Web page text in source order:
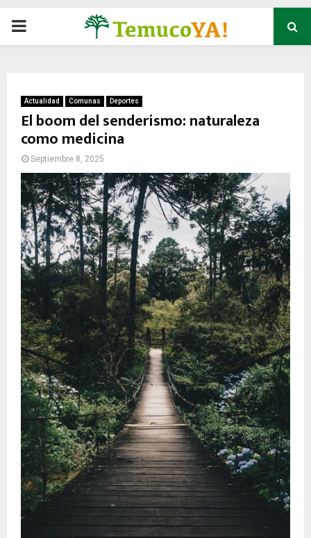
P
M
A
R
Y
M
E
N
U
Actualidad Comunas Deportes
El boom del senderismo: naturaleza
como medicina
Septiembre 8, 2025